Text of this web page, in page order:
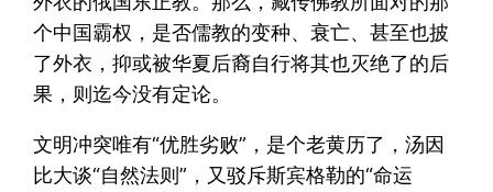
个中国霸权，是否儒教的变种、衰亡、甚至也披
了外衣，抑或被华夏后裔自行将其也灭绝了的后
果，则迄今没有定论。
文明冲突唯有“优胜劣败”，是个老黄历了，汤因
比大谈“自然法则”，又驳斥斯宾格勒的“命运